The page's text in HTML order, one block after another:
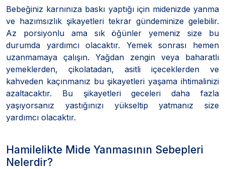
Bebeğiniz karnınıza baskı yaptığı için midenizde yanma
ve hazımsızlık şikayetleri tekrar gündeminize gelebilir.
Az porsiyonlu ama sık öğünler yemeniz size bu
durumda yardımcı olacaktır. Yemek sonrası hemen
uzanmamaya çalışın. Yağdan zengin veya baharatlı
yemeklerden, çikolatadan, asitli içeceklerden ve
kahveden kaçınmanız bu şikayetleri yaşama ihtimalinizi
azaltacaktır. Bu şikayetleri geceleri daha fazla
yaşıyorsanız yastığınızı yükseltip yatmanız size
yardımcı olacaktır.
Hamilelikte Mide Yanmasının Sebepleri
Nelerdir?